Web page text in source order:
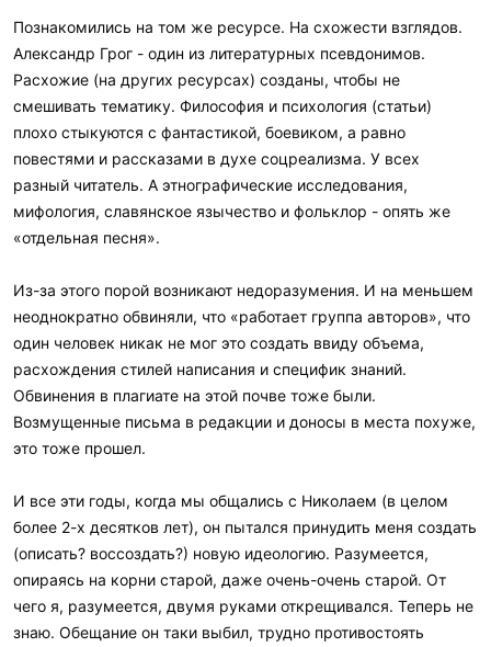
Познакомились на том же ресурсе. На схожести взглядов.
Александр Грог - один из литературных псевдонимов.
Расхожие (на других ресурсах) созданы, чтобы не
смешивать тематику. Философия и психология (статьи)
плохо стыкуются с фантастикой, боевиком, а равно
повестями и рассказами в духе соцреализма. У всех
разный читатель. А этнографические исследования,
мифология, славянское язычество и фольклор - опять же
«отдельная песня».
Из-за этого порой возникают недоразумения. И на меньшем
неоднократно обвиняли, что «работает группа авторов», что
один человек никак не мог это создать ввиду объема,
расхождения стилей написания и специфик знаний.
Обвинения в плагиате на этой почве тоже были.
Возмущенные письма в редакции и доносы в места похуже,
это тоже прошел.
И все эти годы, когда мы общались с Николаем (в целом
более 2-х десятков лет), он пытался принудить меня создать
(описать? воссоздать?) новую идеологию. Разумеется,
опираясь на корни старой, даже очень-очень старой. От
чего я, разумеется, двумя руками открещивался. Теперь не
знаю. Обещание он таки выбил, трудно противостоять